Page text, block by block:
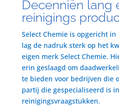
Decenniën lang
reinigings
Select Chemie is opgericht
lag de nadruk sterk op het
eigen merk Select Chemie.
erin geslaagd om
te bieden voor bedrijven die
partij die gespecialiseerd is
reinigingsvraagstukken.